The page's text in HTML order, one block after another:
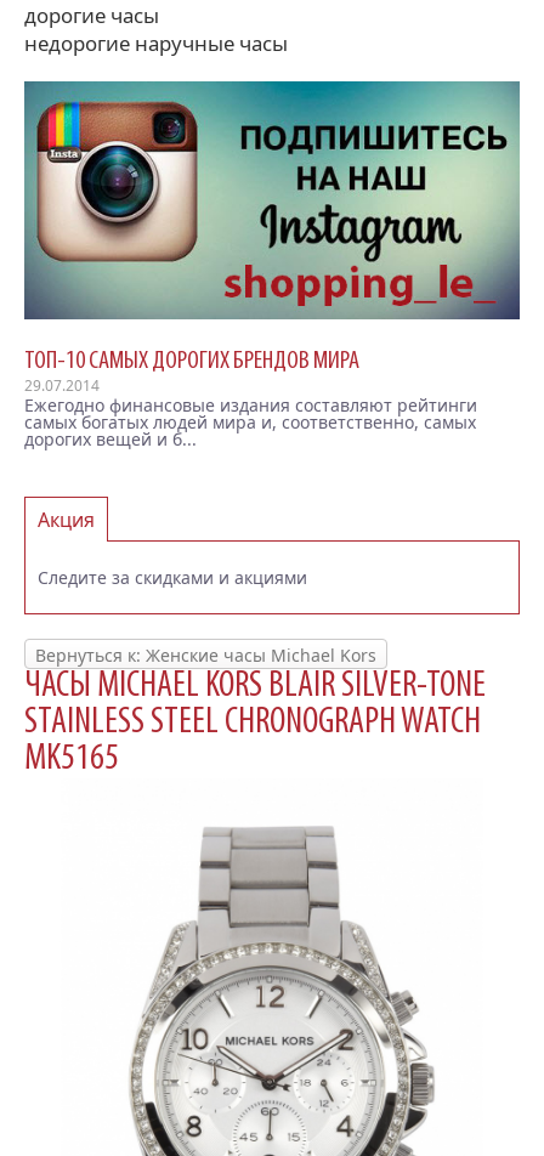
дорогие часы
недорогие наручные часы
ТОП-10 САМЫХ ДОРОГИХ БРЕНДОВ МИРА
29.07.2014
Ежегодно финансовые издания составляют рейтинги
самых богатых людей мира и, соответственно, самых
дорогих вещей и б...
Акция
Следите за скидками и акциями
Вернуться к: Женские часы Michael Kors
ЧАСЫ MICHAEL KORS BLAIR SILVER-TONE
STAINLESS STEEL CHRONOGRAPH WATCH
MK5165